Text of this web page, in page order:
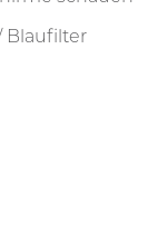
Blaufilter